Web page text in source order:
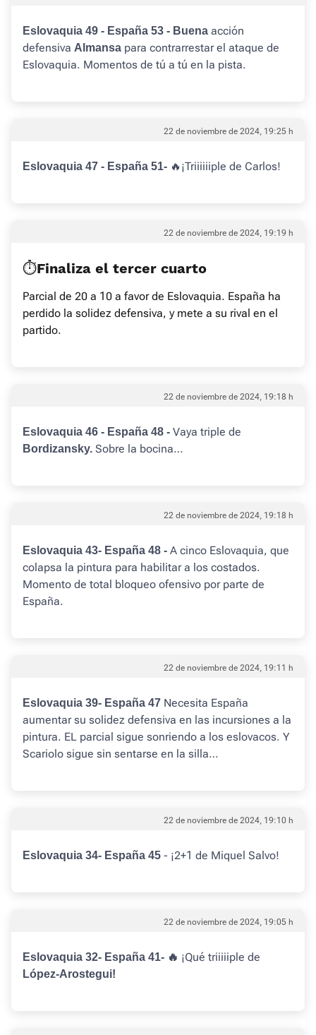
Eslovaquia 49 - España 53 - Buena acción
defensiva Almansa para contrarrestar el ataque de
Eslovaquia. Momentos de tú a tú en la pista.
22 de noviembre de 2024, 19:25 h
Eslovaquia 47 - España 51- 🔥¡Triiiiiiple de Carlos!
22 de noviembre de 2024, 19:19 h
⏱️Finaliza el tercer cuarto
Parcial de 20 a 10 a favor de Eslovaquia. España ha
perdido la solidez defensiva, y mete a su rival en el
partido.
22 de noviembre de 2024, 19:18 h
Eslovaquia 46 - España 48 - Vaya triple de
Bordizansky. Sobre la bocina…
22 de noviembre de 2024, 19:18 h
Eslovaquia 43- España 48 - A cinco Eslovaquia, que
colapsa la pintura para habilitar a los costados.
Momento de total bloqueo ofensivo por parte de
España.
22 de noviembre de 2024, 19:11 h
Eslovaquia 39- España 47 Necesita España
aumentar su solidez defensiva en las incursiones a la
pintura. EL parcial sigue sonriendo a los eslovacos. Y
Scariolo sigue sin sentarse en la silla…
22 de noviembre de 2024, 19:10 h
Eslovaquia 34- España 45 - ¡2+1 de Miquel Salvo!
22 de noviembre de 2024, 19:05 h
Eslovaquia 32- España 41- 🔥 ¡Qué triiiiiple de
López-Arostegui!